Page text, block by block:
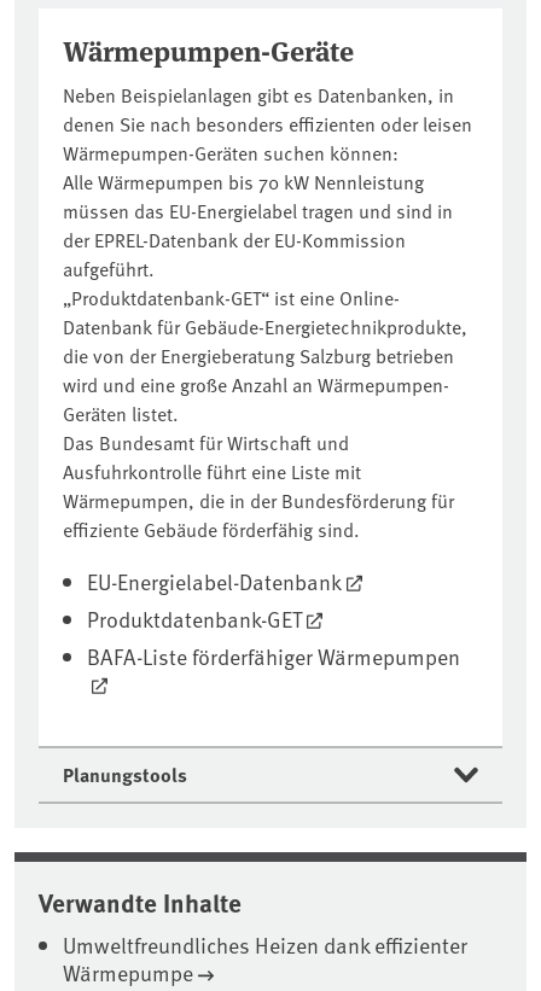
Wärmepumpen-Geräte
Neben Beispielanlagen gibt es Datenbanken, in
denen Sie nach besonders effizienten oder leisen
Wärmepumpen-Geräten suchen können:
Alle Wärmepumpen bis 70 kW Nennleistung
müssen das EU-Energielabel tragen und sind in
der EPREL-Datenbank der EU-Kommission
aufgeführt.
„Produktdatenbank-GET“ ist eine Online-
Datenbank für Gebäude-Energietechnikprodukte,
die von der Energieberatung Salzburg betrieben
wird und eine große Anzahl an Wärmepumpen-
Geräten listet.
Das Bundesamt für Wirtschaft und
Ausfuhrkontrolle führt eine Liste mit
Wärmepumpen, die in der Bundesförderung für
effiziente Gebäude förderfähig sind.
EU-Energielabel-Datenbank
Produktdatenbank-GET
BAFA-Liste förderfähiger Wärmepumpen
Planungstools
Verwandte Inhalte
Umweltfreundliches Heizen dank effizienter
Wärmepumpe